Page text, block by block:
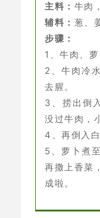
主料： 牛肉
辅料： 葱、
步骤：
1、牛肉、萝
2、牛肉冷
去腥。
3、捞出倒
没过牛肉，
4、再倒入
5、萝卜煮
再撒上香菜
成啦。